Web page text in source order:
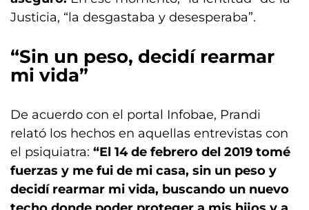
Justicia, “la desgastaba y desesperaba”.
“Sin un peso, decidí rearmar
mi vida”
De acuerdo con el portal Infobae, Prandi
relató los hechos en aquellas entrevistas con
el psiquiatra: “El 14 de febrero del 2019 tomé
fuerzas y me fui de mi casa, sin un peso y
decidí rearmar mi vida, buscando un nuevo